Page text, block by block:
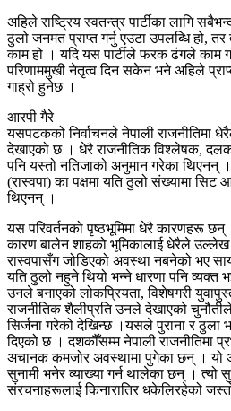
अहिले राष्ट्रिय स्वतन्त्र पार्टीका लागि
ठुलो जनमत प्राप्त गर्नु एउटा उपलब्धि हो,
काम हो । यदि यस पार्टीले फरक ढंगले काम
परिणाममुखी नेतृत्व दिन सकेन भने अहिले
गाह्रो हुनेछ ।
आरपी गैरे
यसपटकको निर्वाचनले नेपाली राजनीतिमा
देखाएको छ । धेरै राजनीतिक विश्लेषक,
पनि यस्तो नतिजाको अनुमान गरेका थिएनन् ।
(रास्वपा) का पक्षमा यति ठुलो संख्यामा
थिएनन् ।
यस परिवर्तनको पृष्ठभूमिमा धेरै कारणहरू छन्
कारण बालेन शाहको भूमिकालाई धेरैले
रास्वपासँग जोडिएको अवस्था नबनेको भए
यति ठुलो नहुने थियो भन्ने धारणा पनि व्यक्त
उनले बनाएको लोकप्रियता, विशेषगरी
राजनीतिक शैलीप्रति उनले देखाएको चुनौतीले
सिर्जना गरेको देखिन्छ ।यसले पुराना र
दिएको छ । दशकौँसम्म नेपाली राजनीतिमा
अचानक कमजोर अवस्थामा पुगेका छन् । यो
सुनामी भनेर व्याख्या गर्न थालेका छन् । त्यो
संरचनाहरूलाई किनारातिर धकेलिरहेको